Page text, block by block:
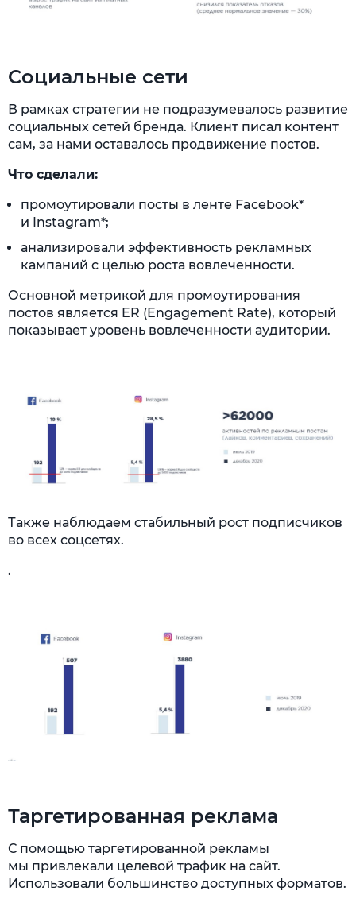
Социальные сети
В рамках стратегии не подразумевалось развитие
социальных сетей бренда. Клиент писал контент
сам, за нами оставалось продвижение постов.
Что сделали:
промоутировали посты в ленте Facebook*
и Instagram*;
анализировали эффективность рекламных
кампаний с целью роста вовлеченности.
Основной метрикой для промоутирования
постов является ER (Engagement Rate), который
показывает уровень вовлеченности аудитории.
Также наблюдаем стабильный рост подписчиков
во всех соцсетях.
.
Таргетированная реклама
С помощью таргетированной рекламы
мы привлекали целевой трафик на сайт.
Использовали большинство доступных форматов.